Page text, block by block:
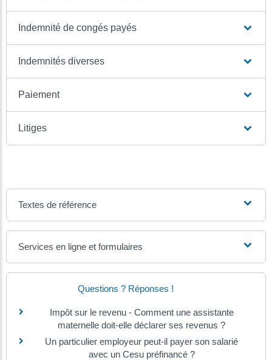
Indemnité de congés payés
Indemnités diverses
Paiement
Litiges
Textes de référence
Services en ligne et formulaires
Questions ? Réponses !
Impôt sur le revenu - Comment une assistante
maternelle doit-elle déclarer ses revenus ?
Un particulier employeur peut-il payer son salarié
avec un Cesu préfinancé ?